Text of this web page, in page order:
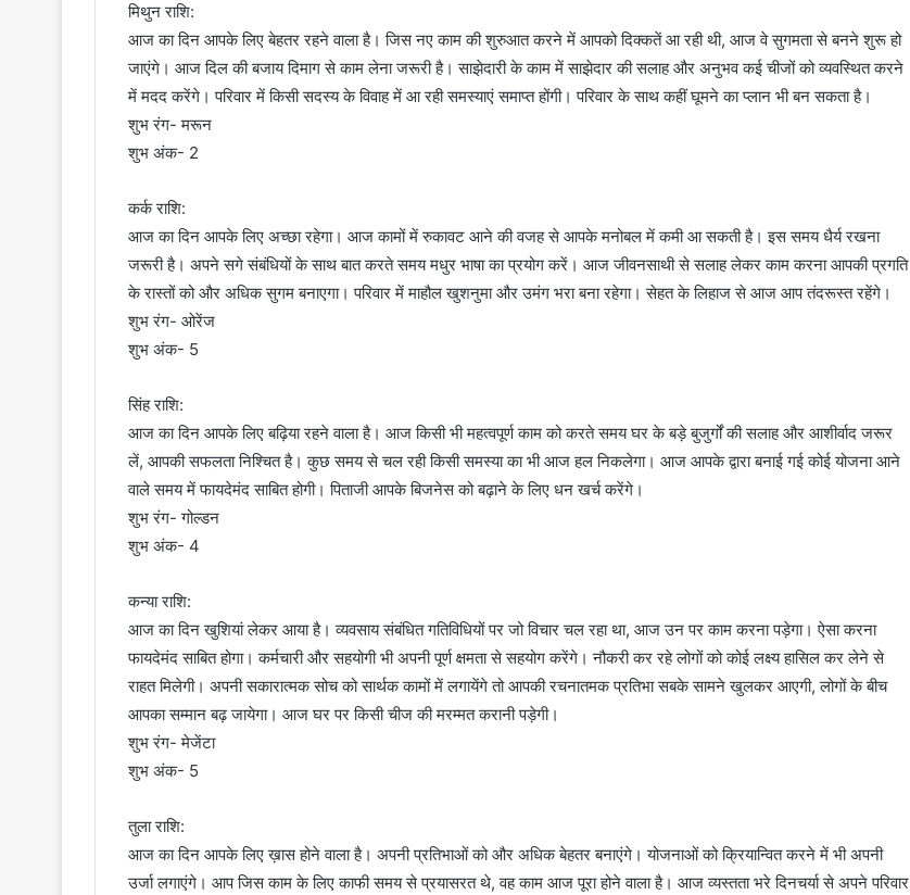
मिथुन राशि:
आज का दिन आपके लिए बेहतर रहने वाला है। जिस नए काम की शुरुआत करने में आपको दिक्कतें आ रही थी, आज वे सुगमता से बनने शुरू हो
जाएंगे। आज दिल की बजाय दिमाग से काम लेना जरूरी है। साझेदारी के काम में साझेदार की सलाह और अनुभव कई चीजों को व्यवस्थित करने
में मदद करेंगे। परिवार में किसी सदस्य के विवाह में आ रही समस्याएं समाप्त होंगी। परिवार के साथ कहीं घूमने का प्लान भी बन सकता है।
शुभ रंग- मरून
शुभ अंक- 2
कर्क राशि:
आज का दिन आपके लिए अच्छा रहेगा। आज कामों में रुकावट आने की वजह से आपके मनोबल में कमी आ सकती है। इस समय धैर्य रखना
जरूरी है। अपने सगे संबंधियों के साथ बात करते समय मधुर भाषा का प्रयोग करें। आज जीवनसाथी से सलाह लेकर काम करना आपकी प्रगति
के रास्तों को और अधिक सुगम बनाएगा। परिवार में माहौल खुशनुमा और उमंग भरा बना रहेगा। सेहत के लिहाज से आज आप तंदरूस्त रहेंगे।
शुभ रंग- ओरेंज
शुभ अंक- 5
सिंह राशि:
आज का दिन आपके लिए बढ़िया रहने वाला है। आज किसी भी महत्वपूर्ण काम को करते समय घर के बड़े बुजुर्गों की सलाह और आशीर्वाद जरूर
लें, आपकी सफलता निश्चित है। कुछ समय से चल रही किसी समस्या का भी आज हल निकलेगा। आज आपके द्वारा बनाई गई कोई योजना आने
वाले समय में फायदेमंद साबित होगी। पिताजी आपके बिजनेस को बढ़ाने के लिए धन खर्च करेंगे।
शुभ रंग- गोल्डन
शुभ अंक- 4
कन्या राशि:
आज का दिन खुशियां लेकर आया है। व्यवसाय संबंधित गतिविधियों पर जो विचार चल रहा था, आज उन पर काम करना पड़ेगा। ऐसा करना
फायदेमंद साबित होगा। कर्मचारी और सहयोगी भी अपनी पूर्ण क्षमता से सहयोग करेंगे। नौकरी कर रहे लोगों को कोई लक्ष्य हासिल कर लेने से
राहत मिलेगी। अपनी सकारात्मक सोच को सार्थक कामों में लगायेंगे तो आपकी रचनातमक प्रतिभा सबके सामने खुलकर आएगी, लोगों के बीच
आपका सम्मान बढ़ जायेगा। आज घर पर किसी चीज की मरम्मत करानी पड़ेगी।
शुभ रंग- मेजेंटा
शुभ अंक- 5
तुला राशि:
आज का दिन आपके लिए ख़ास होने वाला है। अपनी प्रतिभाओं को और अधिक बेहतर बनाएंगे। योजनाओं को क्रियान्वित करने में भी अपनी
उर्जा लगाएंगे। आप जिस काम के लिए काफी समय से प्रयासरत थे, वह काम आज पूरा होने वाला है। आज व्यस्तता भरे दिनचर्या से अपने परिवार